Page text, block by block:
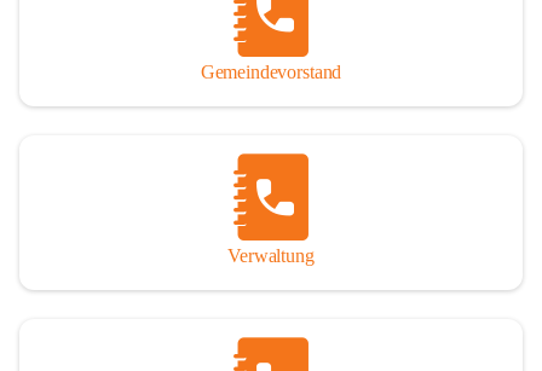
Gemeindevorstand
Verwaltung